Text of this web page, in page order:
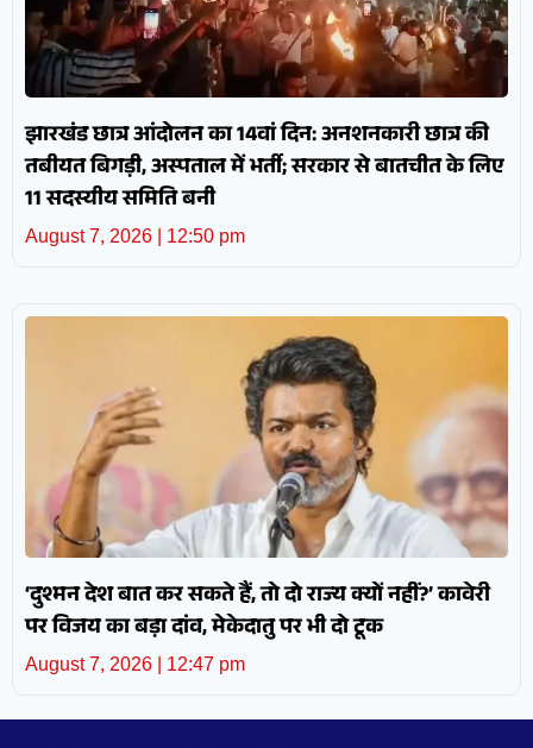
झारखंड छात्र आंदोलन का 14वां दिन: अनशनकारी छात्र की
तबीयत बिगड़ी, अस्पताल में भर्ती; सरकार से बातचीत के लिए
11 सदस्यीय समिति बनी
August 7, 2026 12:50 pm
‘दुश्मन देश बात कर सकते हैं, तो दो राज्य क्यों नहीं?’ कावेरी
पर विजय का बड़ा दांव, मेकेदातु पर भी दो टूक
August 7, 2026 12:47 pm